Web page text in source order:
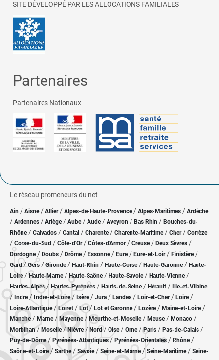
SITE DÉVELOPPÉ PAR LES ALLOCATIONS FAMILIALES
Partenaires
Partenaires Nationaux
Le réseau promeneurs du net
Ain / Aisne/ Allier/ Alpes-de-Haute-Provence / Alpes-Maritimes / Ardèche
/ Ardennes / Ariège/ Aube/ Aude / Aveyron / Bas Rhin / Bouches-du-
Rhône/ Calvados / Cantal / Charente / Charente-Maritime/ Cher / Corrèze
/ Corse-du-Sud / Côte-d'Or / Côtes-d'Armor/ Creuse/ Deux Sèvres /
Dordogne/ Doubs / Drôme/ Essonne / Eure/ Eure-et-Loir / Finistère/
Gard/ Gers / Gironde/ Haut-Rhin / Haute-Corse/ Haute-Garonne/ Haute-
Loire/Haute-Marne/ Haute-Saône/ Haute-Savoie/ Haute-Vienne/
Hautes-Alpes/ Hautes-Pyrénées / Hauts-de-Seine/ Hérault / Ille-et-Vilaine
/ Indre/ Indre-et-Loire/ Isère/ Jura / Landes / Loir-et-Cher/ Loire/
Loire-Atlantique/ Loiret / Lot/ Lot et Garonne/ Lozère / Maine-et-Loire/
Manche/ Marne/ Mayenne/ Meurthe-et-Moselle/ Meuse/ Monaco /
Morbihan/ Moselle/ Nièvre / Nord/ Oise / Orne/Paris / Pas-de-Calais /
Puy-de-Dôme/ Pyrénées-Atlantiques / Pyrénées-Orientales / Rhône/
Saône-et-Loire/ Sarthe/ Savoie/ Seine-et-Marne/ Seine-Maritime/ Seine-